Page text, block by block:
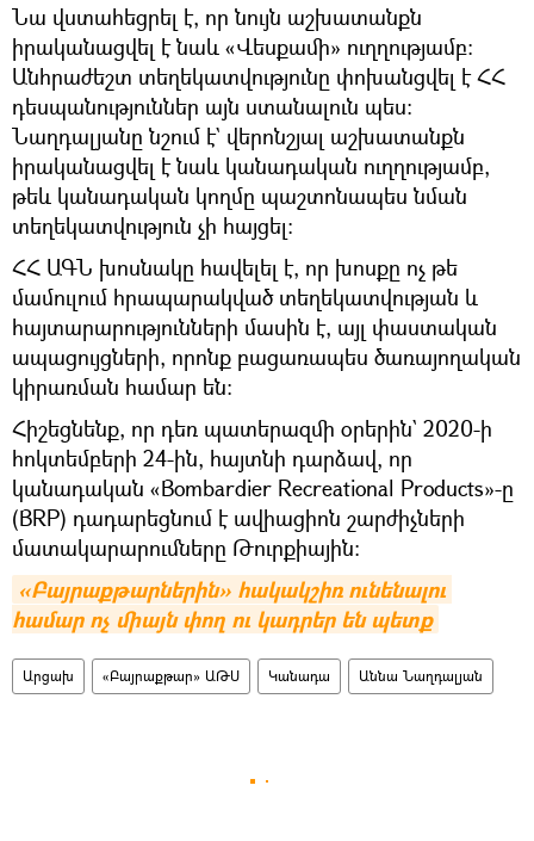
Նա վստահեցրել է, որ նույն աշխատանքն
իրականացվել է նաև «Վեսքամի» ուղղությամբ։
Անհրաժեշտ տեղեկատվությունը փոխանցվել է ՀՀ
դեսպանություններ այն ստանալուն պես:
Նաղդալյանը նշում է` վերոնշյալ աշխատանքն
իրականացվել է նաև կանադական ուղղությամբ,
թեև կանադական կողմը պաշտոնապես նման
տեղեկատվություն չի հայցել:
ՀՀ ԱԳՆ խոսնակը հավելել է, որ խոսքը ոչ թե
մամուլում հրապարակված տեղեկատվության և
հայտարարությունների մասին է, այլ փաստական
ապացույցների, որոնք բացառապես ծառայողական
կիրառման համար են:
Հիշեցնենք, որ դեռ պատերազմի օրերին` 2020-ի
հոկտեմբերի 24-ին, հայտնի դարձավ, որ
կանադական «Bombardier Recreational Products»-ը
(BRP) դադարեցնում է ավիացիոն շարժիչների
մատակարարումները Թուրքիային։
«Բայրաքթարներին» հակակշիռ ունենալու
համար ոչ միայն փող ու կադրեր են պետք
Արցախ «Բայրաքթար» ԱԹՍ Կանադա Աննա Նաղդալյան